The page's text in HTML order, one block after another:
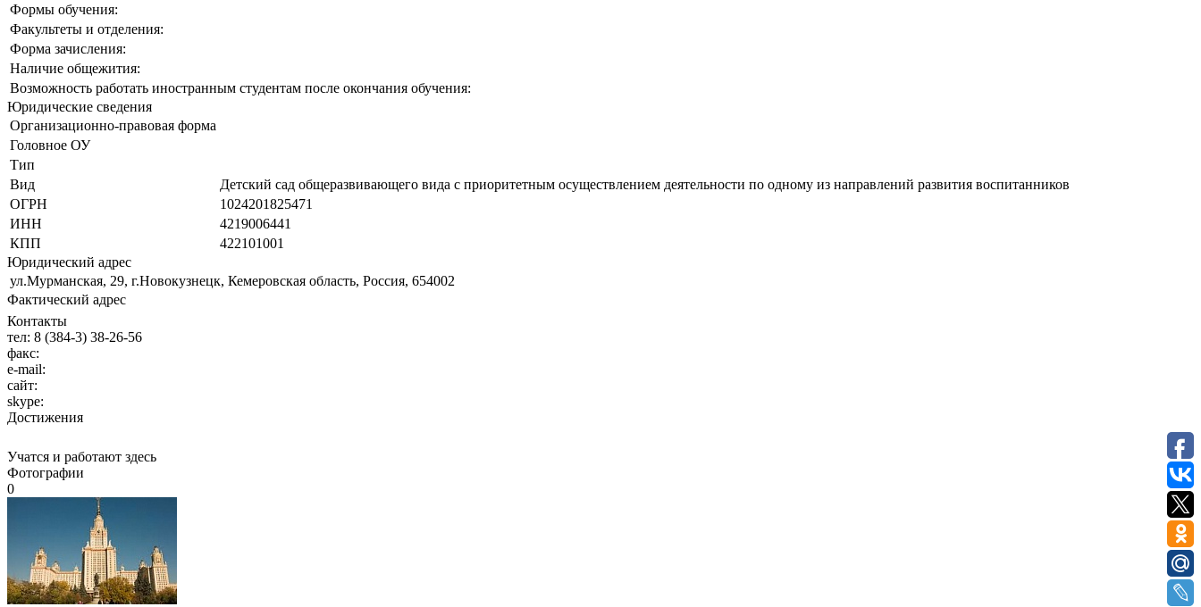
Формы обучения:
Факультеты и отделения:
Форма зачисления:
Наличие общежития:
Возможность работать иностранным студентам после окончания обучения:
Юридические сведения
Организационно-правовая форма
Головное ОУ
Тип
Вид
Детский сад общеразвивающего вида с приоритетным осуществлением деятельности по одному из направлений развития воспитанников
ОГРН
1024201825471
ИНН
4219006441
КПП
422101001
Юридический адрес
ул.Мурманская, 29, г.Новокузнецк, Кемеровская область, Россия, 654002
Фактический адрес
Контакты
тел: 8 (384-3) 38-26-56
факс:
e-mail:
сайт:
skype:
Достижения
Учатся и работают здесь
Фотографии
0